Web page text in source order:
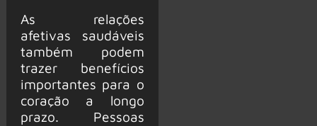
As relações
afetivas saudáveis
também podem
trazer benefícios
importantes para o
coração a longo
prazo. Pessoas